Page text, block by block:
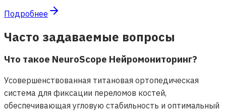
Подробнее
Часто задаваемые вопросы
Что такое NeuroScope Нейромониторинг?
Усовершенствованная титановая ортопедическая
система для фиксации переломов костей,
обеспечивающая угловую стабильность и оптимальный